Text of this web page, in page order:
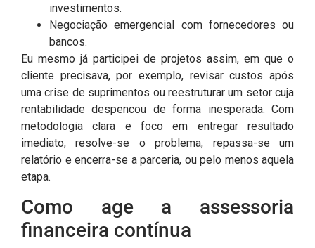
investimentos.
Negociação emergencial com fornecedores ou
bancos.
Eu mesmo já participei de projetos assim, em que o
cliente precisava, por exemplo, revisar custos após
uma crise de suprimentos ou reestruturar um setor cuja
rentabilidade despencou de forma inesperada. Com
metodologia clara e foco em entregar resultado
imediato, resolve-se o problema, repassa-se um
relatório e encerra-se a parceria, ou pelo menos aquela
etapa.
Como age a assessoria
financeira contínua